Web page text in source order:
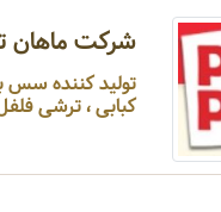
شرکت ماهان
تولید کننده سس
کبابی ، ترشی فلفل